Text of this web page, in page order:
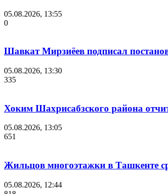
05.08.2026, 13:55
0
Шавкат Мирзиёев подписал
05.08.2026, 13:30
335
Хоким Шахрисабзского района
05.08.2026, 13:05
651
Жильцов многоэтажки в Ташкенте
05.08.2026, 12:44